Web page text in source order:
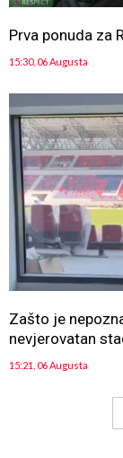
Prva ponuda za
15:30, 06 Augusta
Zašto je
nevjerovatan
15:21, 06 Augusta